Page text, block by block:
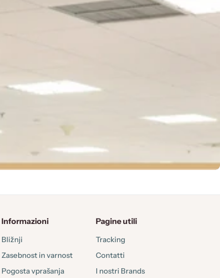
Informazioni
Bližnji
Zasebnost in varnost
Pogosta vprašanja
Pagine utili
Tracking
Contatti
I nostri Brands